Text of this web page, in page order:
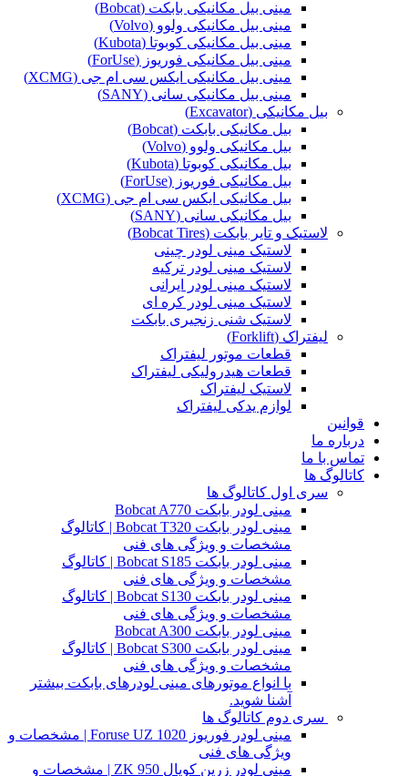
مینی بیل مکانیکی بابکت (Bobcat)
مینی بیل مکانیکی ولوو (Volvo)
مینی بیل مکانیکی کوبوتا (Kubota)
مینی بیل مکانیکی فوریوز (ForUse)
مینی بیل مکانیکی ایکس سی ام جی (XCMG)
مینی بیل مکانیکی سانی (SANY)
بیل مکانیکی (Excavator)
بیل مکانیکی بابکت (Bobcat)
بیل مکانیکی ولوو (Volvo)
بیل مکانیکی کوبوتا (Kubota)
بیل مکانیکی فوریوز (ForUse)
بیل مکانیکی ایکس سی ام جی (XCMG)
بیل مکانیکی سانی (SANY)
لاستیک و تایر بابکت (Bobcat Tires)
لاستیک مینی لودر چینی
لاستیک مینی لودر ترکیه
لاستیک مینی لودر ایرانی
لاستیک مینی لودر کره ای
لاستیک شنی زنجیری بابکت
لیفتراک (Forklift)
قطعات موتور لیفتراک
قطعات هیدرولیکی لیفتراک
لاستیک لیفتراک
لوازم یدکی لیفتراک
قوانین
درباره ما
تماس با ما
کاتالوگ ها
سری اول کاتالوگ ها
مینی لودر بابکت Bobcat A770
مینی لودر بابکت Bobcat T320 | کاتالوگ
مشخصات و ویژگی های فنی
مینی لودر بابکت Bobcat S185 | کاتالوگ
مشخصات و ویژگی های فنی
مینی لودر بابکت Bobcat S130 | کاتالوگ
مشخصات و ویژگی های فنی
مینی لودر بابکت Bobcat A300
مینی لودر بابکت Bobcat S300 | کاتالوگ
مشخصات و ویژگی های فنی
با انواع موتورهای مینی لودرهای بابکت بیشتر
آشنا شوید.
سری دوم کاتالوگ ها
مینی لودر فوریوز Foruse UZ 1020 | مشخصات و
ویژگی های فنی
مینی لودر زرین کوپال ZK 950 | مشخصات و